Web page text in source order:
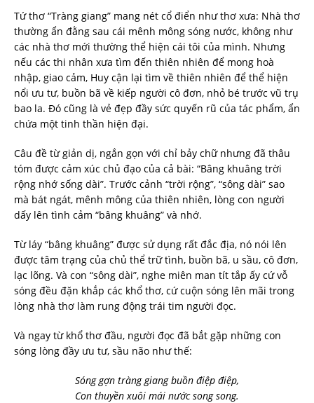
Tứ thơ “Tràng giang” mang nét cổ điển như thơ xưa: Nhà thơ
thường ẩn đằng sau cái mênh mông sóng nước, không như
các nhà thơ mới thường thể hiện cái tôi của mình. Nhưng
nếu các thi nhân xưa tìm đến thiên nhiên để mong hoà
nhập, giao cảm, Huy cận lại tìm về thiên nhiên để thể hiện
nổi ưu tư, buồn bã về kiếp người cô đơn, nhỏ bé trước vũ trụ
bao la. Đó cũng là vẻ đẹp đầy sức quyến rũ của tác phẩm, ẩn
chứa một tinh thần hiện đại.
Câu đề từ giản dị, ngắn gọn với chỉ bảy chữ nhưng đã thâu
tóm được cảm xúc chủ đạo của cả bài: “Bâng khuâng trời
rộng nhớ sống dài”. Trước cảnh “trời rộng”, “sông dài” sao
mà bát ngát, mênh mông của thiên nhiên, lòng con người
dấy lên tình cảm “bâng khuâng” và nhớ.
Từ láy “bâng khuâng” được sử dụng rất đắc địa, nó nói lên
được tâm trạng của chủ thể trữ tình, buồn bã, u sầu, cô đơn,
lạc lõng. Và con “sông dài”, nghe miên man tít tắp ấy cứ vỗ
sóng đều đặn khắp các khổ thơ, cứ cuộn sóng lên mãi trong
lòng nhà thơ làm rung động trái tim người đọc.
Và ngay từ khổ thơ đầu, người đọc đã bắt gặp những con
sóng lòng đầy ưu tư, sầu não như thế:
Sóng gợn tràng giang buồn điệp điệp,
Con thuyền xuôi mái nước song song.